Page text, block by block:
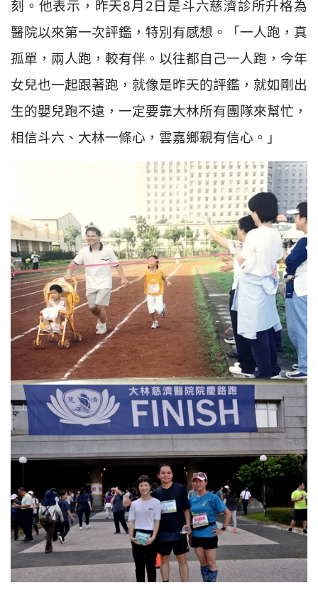
刻。他表示，昨天8月2日是斗六慈濟診所升格為
醫院以來第一次評鑑，特別有感想。「一人跑，真
孤單，兩人跑，較有伴。以往都自己一人跑，今年
女兒也一起跟著跑，就像是昨天的評鑑，就如剛出
生的嬰兒跑不遠，一定要靠大林所有團隊來幫忙，
相信斗六、大林一條心，雲嘉鄉親有信心。」